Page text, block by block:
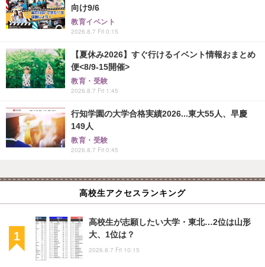
向け9/6
教育イベント
2026.8.7 Fri 0:15
【夏休み2026】すぐ行けるイベント情報おまとめ
便<8/9-15開催>
教育・受験
2026.8.7 Fri 1:45
行知学園の大学合格実績2026...東大55人、早慶
149人
教育・受験
2026.8.7 Fri 0:45
高校生アクセスランキング
高校生が志願したい大学・東北…2位は山形
大、1位は？
2026.8.7 Fri 10:15